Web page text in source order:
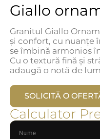
Giallo
Granitul Giallo
și confort, cu nuanțe
se îmbină armonios
Cu o textură fină și
adaugă o notă de
SOLICITĂ O
Calculator
Nume